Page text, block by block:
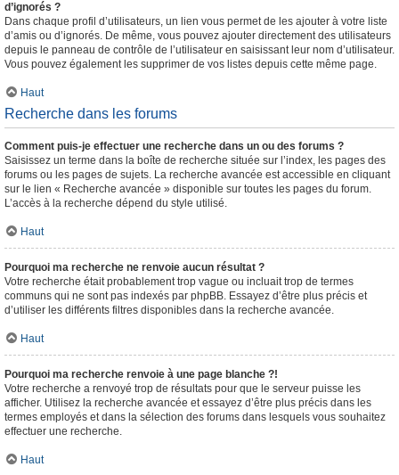
d’ignorés ?
Dans chaque profil d’utilisateurs, un lien vous permet de les ajouter à votre liste
d’amis ou d’ignorés. De même, vous pouvez ajouter directement des utilisateurs
depuis le panneau de contrôle de l’utilisateur en saisissant leur nom d’utilisateur.
Vous pouvez également les supprimer de vos listes depuis cette même page.
Haut
Recherche dans les forums
Comment puis-je effectuer une recherche dans un ou des forums ?
Saisissez un terme dans la boîte de recherche située sur l’index, les pages des
forums ou les pages de sujets. La recherche avancée est accessible en cliquant
sur le lien « Recherche avancée » disponible sur toutes les pages du forum.
L’accès à la recherche dépend du style utilisé.
Haut
Pourquoi ma recherche ne renvoie aucun résultat ?
Votre recherche était probablement trop vague ou incluait trop de termes
communs qui ne sont pas indexés par phpBB. Essayez d’être plus précis et
d’utiliser les différents filtres disponibles dans la recherche avancée.
Haut
Pourquoi ma recherche renvoie à une page blanche ?!
Votre recherche a renvoyé trop de résultats pour que le serveur puisse les
afficher. Utilisez la recherche avancée et essayez d’être plus précis dans les
termes employés et dans la sélection des forums dans lesquels vous souhaitez
effectuer une recherche.
Haut